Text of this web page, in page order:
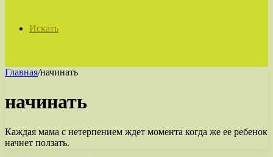
Искать
Главная/начинать
начинать
Каждая мама с нетерпением ждет момента когда же ее ребенок
начнет ползать.